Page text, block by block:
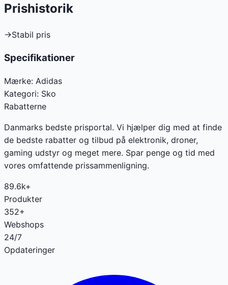
Prishistorik
→Stabil pris
Specifikationer
Mærke: Adidas
Kategori: Sko
Rabatterne
Danmarks bedste prisportal. Vi hjælper dig med at finde
de bedste rabatter og tilbud på elektronik, droner,
gaming udstyr og meget mere. Spar penge og tid med
vores omfattende prissammenligning.
89.6k+
Produkter
352+
Webshops
24/7
Opdateringer